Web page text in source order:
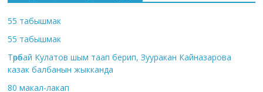
55 табышмак
55 табышмак
Төрөбай Кулатов шым таап берип, Зууракан Кайназарова
казак балбанын жыкканда
80 макал-лакап